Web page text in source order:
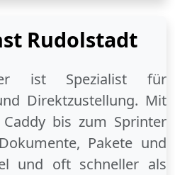
Rudolstadt
ist Spezialist für
Direktzustellung. Mit
bis zum Sprinter
Pakete und
und oft schneller als